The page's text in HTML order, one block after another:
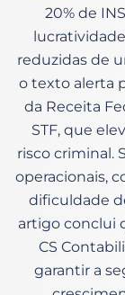
20% de
reduzidas de
o texto alerta
da Receita
STF, que
risco criminal.
operacionais,
dificuldade
artigo conclui
CS
garantir a